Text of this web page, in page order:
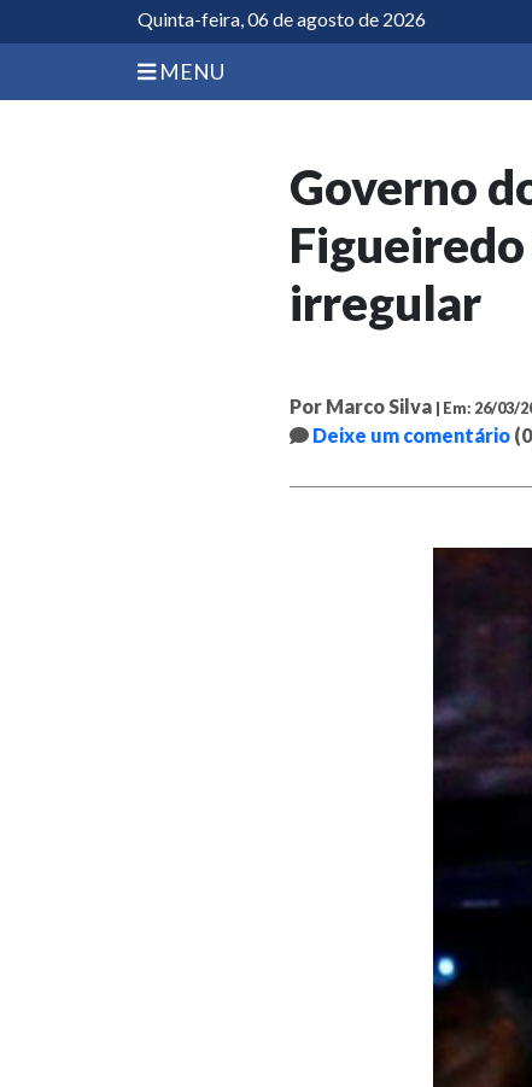
Quinta-feira, 06 de agosto de 2026
MENU
Governo
irregular
Por Marco Silva | Em: 26/03/
Deixe um comentário